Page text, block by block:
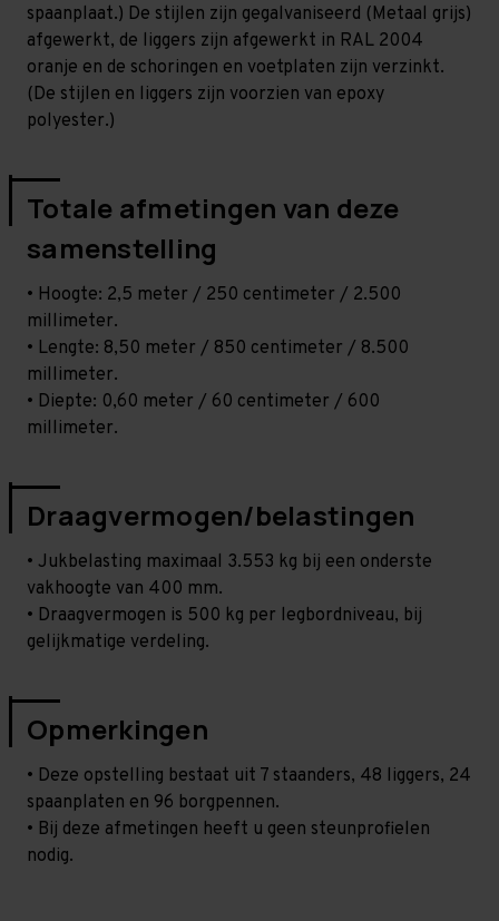
spaanplaat.) De stijlen zijn gegalvaniseerd (Metaal grijs)
afgewerkt, de liggers zijn afgewerkt in RAL 2004
oranje en de schoringen en voetplaten zijn verzinkt.
(De stijlen en liggers zijn voorzien van epoxy
polyester.)
Totale afmetingen van deze
samenstelling
• Hoogte: 2,5 meter / 250 centimeter / 2.500
millimeter.
• Lengte: 8,50 meter / 850 centimeter / 8.500
millimeter.
• Diepte: 0,60 meter / 60 centimeter / 600
millimeter.
Draagvermogen/belastingen
• Jukbelasting maximaal 3.553 kg bij een onderste
vakhoogte van 400 mm.
• Draagvermogen is 500 kg per legbordniveau, bij
gelijkmatige verdeling.
Opmerkingen
• Deze opstelling bestaat uit 7 staanders, 48 liggers, 24
spaanplaten en 96 borgpennen.
• Bij deze afmetingen heeft u geen steunprofielen
nodig.